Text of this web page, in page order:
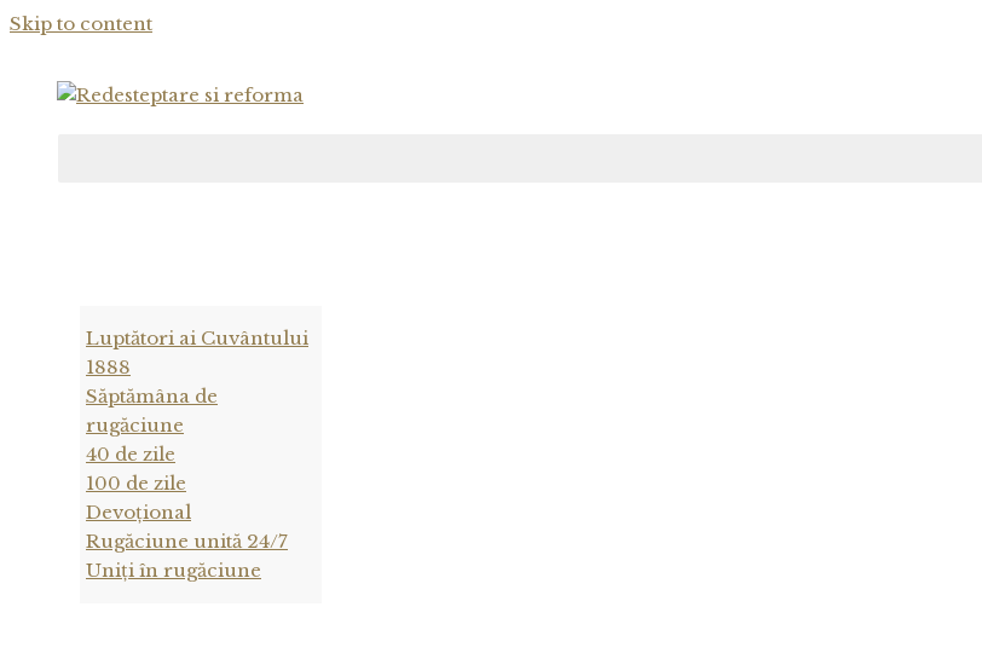
Skip to content
Luptători ai Cuvântului
1888
Săptămâna de
rugăciune
40 de zile
100 de zile
Devoțional
Rugăciune unită 24/7
Uniți în rugăciune